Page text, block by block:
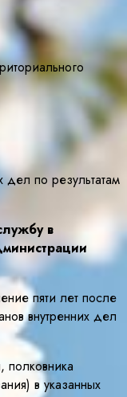
дел по результатам
в
пяти лет после
внутренних дел
полковника
в указанных